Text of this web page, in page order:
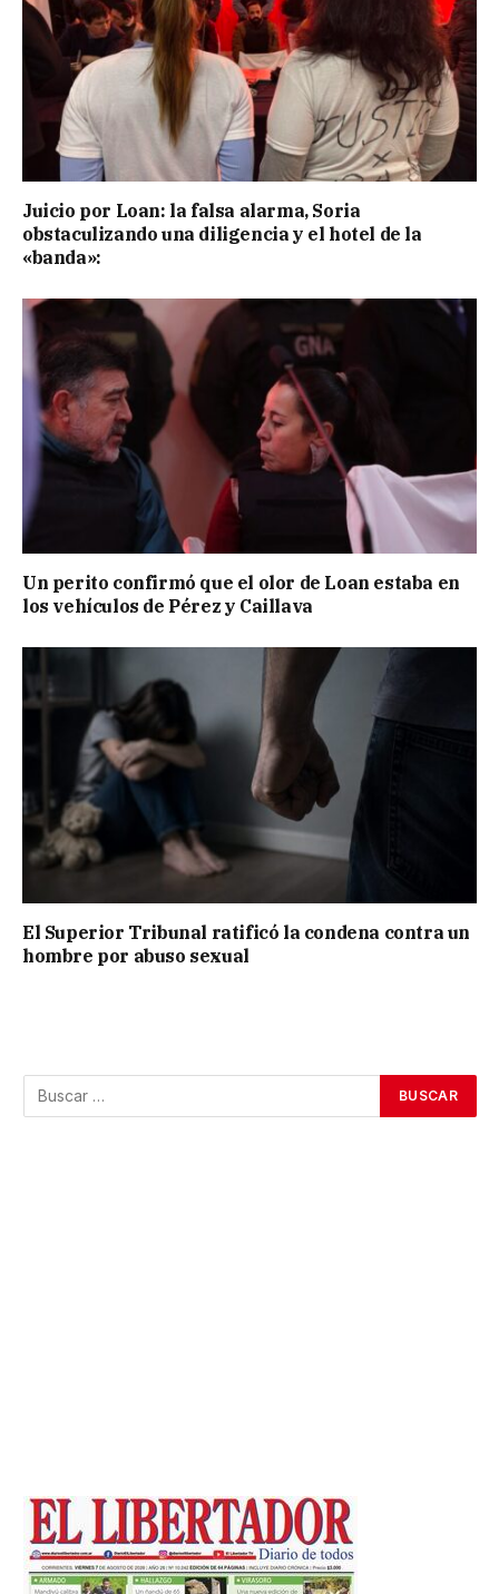
Juicio por Loan: la falsa alarma, Soria
obstaculizando una diligencia y el hotel de la
«banda»:
Un perito confirmó que el olor de Loan estaba en
los vehículos de Pérez y Caillava
El Superior Tribunal ratificó la condena contra un
hombre por abuso sexual